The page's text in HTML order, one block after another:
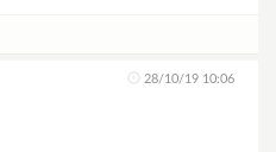
28/10/19 10:06